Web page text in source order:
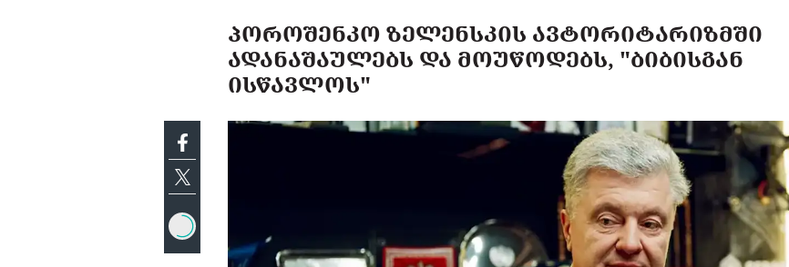
ᲞᲝᲠᲝᲨᲔᲜᲙᲝ ᲖᲔᲚᲔᲜᲡᲙᲘᲡ ᲐᲕᲢᲝᲠᲘᲢᲐᲠᲘᲖᲛᲨᲘ
ᲐᲓᲐᲜᲐᲨᲐᲣᲚᲔᲑᲡ ᲓᲐ ᲛᲝᲣᲬᲝᲓᲔᲑᲡ, "ᲑᲘᲑᲘᲡᲒᲐᲜ
ᲘᲡᲬᲐᲕᲚᲝᲡ"